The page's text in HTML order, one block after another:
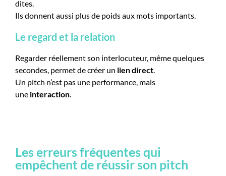
dites.
Ils donnent aussi plus de poids aux mots importants.
Le regard et la relation
Regarder réellement son interlocuteur, même quelques
secondes, permet de créer un lien direct.
Un pitch n’est pas une performance, mais
une interaction.
Les erreurs fréquentes qui
empêchent de réussir son pitch